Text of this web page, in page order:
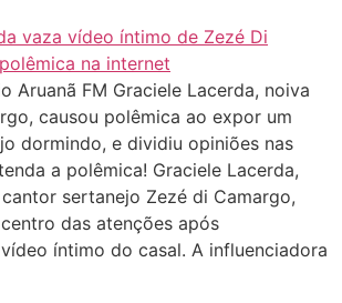
Aruanã FM Graciele Lacerda, noiva
causou polêmica ao expor um
dormindo, e dividiu opiniões nas
a polêmica! Graciele Lacerda,
sertanejo Zezé di Camargo,
das atenções após
íntimo do casal. A influenciadora